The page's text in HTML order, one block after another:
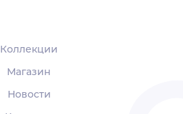
Коллекции
Магазин
Новости